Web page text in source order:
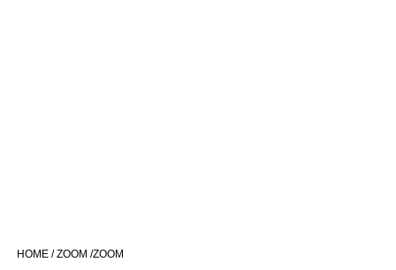
HOME /ZOOM /ZOOM